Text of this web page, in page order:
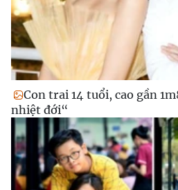
Con trai 14 tuổi, cao gần
nhiệt đới“